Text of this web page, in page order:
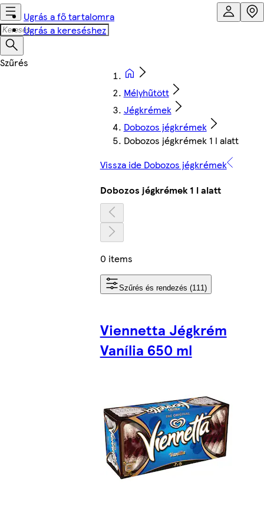
Ugrás a fő tartalomra
Ugrás a kereséshez
Mélyhűtött
Jégkrémek
Dobozos jégkrémek
Dobozos jégkrémek 1 l alatt
Vissza ide Dobozos jégkrémek
Dobozos jégkrémek 1 l alatt
0 items
Szűrés és rendezés (111)
Viennetta Jégkrém
Vanília 650 ml